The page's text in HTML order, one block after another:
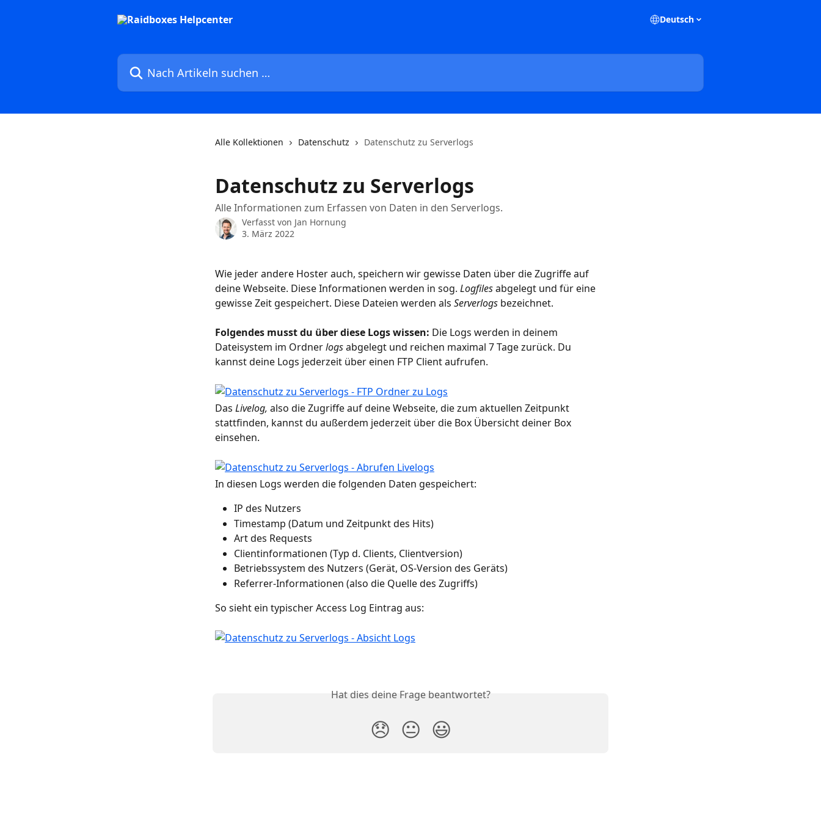
Deutsch
Nach Artikeln suchen …
Alle Kollektionen Datenschutz Datenschutz zu Serverlogs
Datenschutz zu Serverlogs
Alle Informationen zum Erfassen von Daten in den Serverlogs.
Verfasst von Jan Hornung
3. März 2022
Wie jeder andere Hoster auch, speichern wir gewisse Daten über die Zugriffe auf
deine Webseite. Diese Informationen werden in sog. Logfiles abgelegt und für eine
gewisse Zeit gespeichert. Diese Dateien werden als Serverlogs bezeichnet.
Folgendes musst du über diese Logs wissen: Die Logs werden in deinem
Dateisystem im Ordner logs abgelegt und reichen maximal 7 Tage zurück. Du
kannst deine Logs jederzeit über einen FTP Client aufrufen.
Das Livelog, also die Zugriffe auf deine Webseite, die zum aktuellen Zeitpunkt
stattfinden, kannst du außerdem jederzeit über die Box Übersicht deiner Box
einsehen.
In diesen Logs werden die folgenden Daten gespeichert:
IP des Nutzers
Timestamp (Datum und Zeitpunkt des Hits)
Art des Requests
Clientinformationen (Typ d. Clients, Clientversion)
Betriebssystem des Nutzers (Gerät, OS-Version des Geräts)
Referrer-Informationen (also die Quelle des Zugriffs)
So sieht ein typischer Access Log Eintrag aus:
Hat dies deine Frage beantwortet?
😞 😐 😃